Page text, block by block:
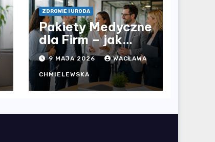
ZDROWIE I URODA
Pakiety Medyczne
dla Firm – jak
prywatna opieka
zdrowotna
wpływa na jakość
współpracy w
9 MAJA 2026 WACŁAWA
CHMIELEWSKA